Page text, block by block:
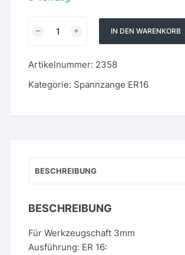
Spannzange
ISO20
-
IN DEN WARENKORB
Artikelnummer: 2358
Kategorie: Spannzange ER16
BESCHREIBUNG
BESCHREIBUNG
Für Werkzeugschaft 3mm
Ausführung: ER 16: